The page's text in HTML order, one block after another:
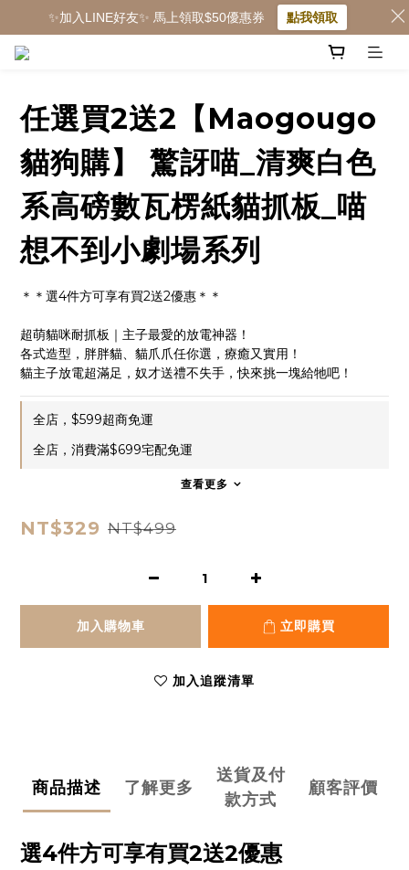
任選買2送2【Maogougo
貓狗購】 驚訝喵_清爽白色
系高磅數瓦楞紙貓抓板_喵
想不到小劇場系列
＊＊選4件方可享有買2送2優惠＊＊
超萌貓咪耐抓板｜主子最愛的放電神器！
各式造型，胖胖貓、貓爪爪任你選，療癒又實用！
貓主子放電超滿足，奴才送禮不失手，快來挑一塊給牠吧！
全店，$599超商免運
全店，消費滿$699宅配免運
查看更多
NT$329 NT$499
加入購物車 立即購買
加入追蹤清單
商品描述 了解更多
送貨及付
款方式
顧客評價
選4件方可享有買2送2優惠
✨加入LINE好友✨ 馬上領取$50優惠券 點我領取